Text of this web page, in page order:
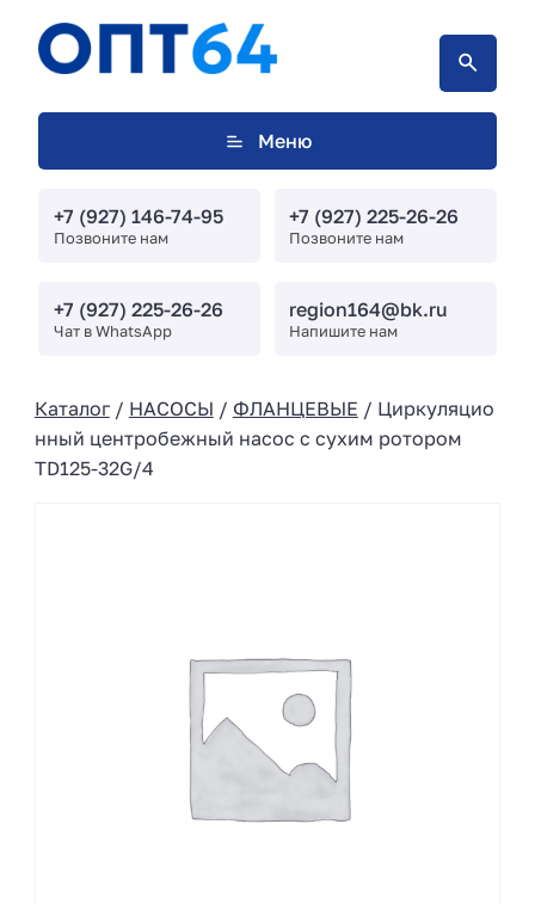
Меню
+7 (927) 146-74-95
Позвоните нам
+7 (927) 225-26-26
Позвоните нам
+7 (927) 225-26-26
Чат в WhatsApp
region164@bk.ru
Напишите нам
Каталог/ НАСОСЫ / ФЛАНЦЕВЫЕ / Циркуляцио
нный центробежный насос с сухим ротором
TD125-32G/4